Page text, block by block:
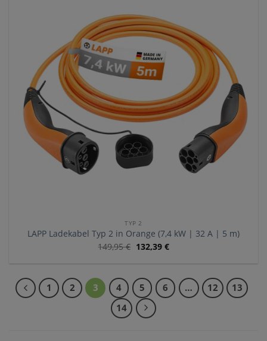
TYP 2
LAPP Ladekabel Typ 2 in Orange (7,4 kW | 32 A | 5 m)
149,95€ 132,39 €
1 2 3 4 5 6 … 12
13
14